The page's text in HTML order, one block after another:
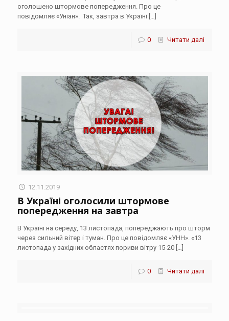
оголошено штормове попередження. Про це
повідомляє «Уніан». Так, завтра в Україні […]
0 Читати далі
12.11.2019
В Україні оголосили штормове
попередження на завтра
В Україні на середу, 13 листопада, попереджають про шторм
через сильний вітер і туман. Про це повідомляє «УНН». «13
листопада у західних областях пориви вітру 15-20[…]
0 Читати далі